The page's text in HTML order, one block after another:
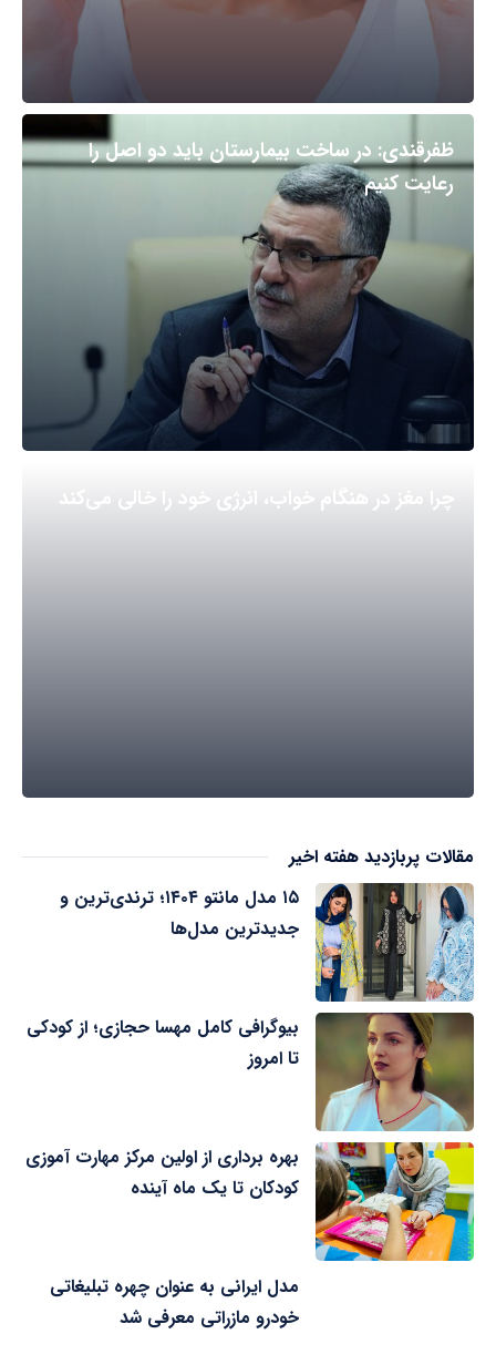
ظفرقندی: در ساخت بیمارستان باید دو اصل را
رعایت کنیم
چرا مغز در هنگام خواب، انرژی خود را خالی می‌کند
مقالات پربازدید هفته اخیر
۱۵ مدل مانتو ۱۴۰۴؛ ترندی‌ترین و
جدیدترین مدل‌ها
بیوگرافی کامل مهسا حجازی؛ از کودکی
تا امروز
بهره برداری از اولین مرکز مهارت آموزی
کودکان تا یک ماه آینده
مدل ایرانی به عنوان چهره تبلیغاتی
خودرو مازراتی معرفی شد